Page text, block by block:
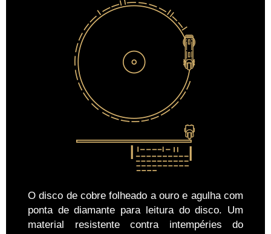
O disco de cobre folheado a ouro e agulha com
ponta de diamante para leitura do disco. Um
material resistente contra intempéries do